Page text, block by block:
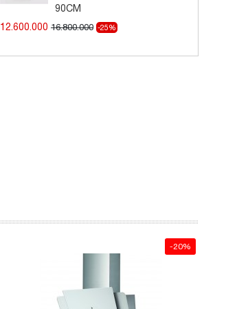
90CM
12.600.000 16.800.000 -25%
-20%